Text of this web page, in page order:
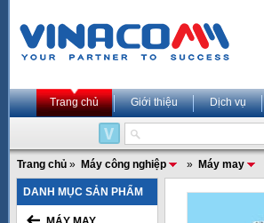
Trang chủ Giới thiệu Dịch vụ
Trang chủ » Máy công nghiệp » Máy may
DANH MỤC SẢN PHẨM